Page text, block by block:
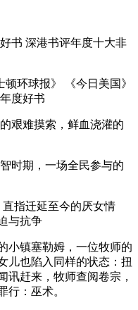
书 深港书评年度十大非
环球报》 《今日美国》
度好书
艰难摸索，鲜血浇灌的
时期，一场全民参与的
指迁延至今的厌女情
与抗争
小镇塞勒姆，一位牧师的
儿也陷入同样的状态：扭
赶来，牧师查阅卷宗，
行：巫术。